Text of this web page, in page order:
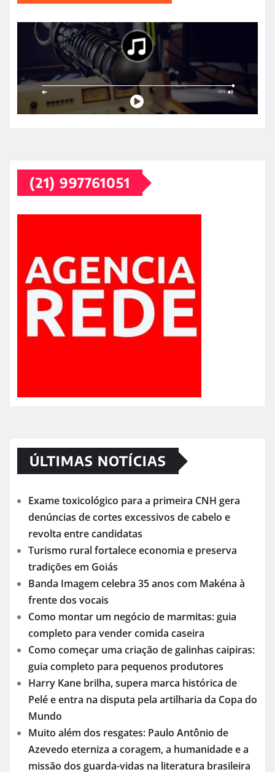
(21) 997761051
ÚLTIMAS NOTÍCIAS
Exame toxicológico para a primeira CNH gera
denúncias de cortes excessivos de cabelo e
revolta entre candidatas
Turismo rural fortalece economia e preserva
tradições em Goiás
Banda Imagem celebra 35 anos com Makéna à
frente dos vocais
Como montar um negócio de marmitas: guia
completo para vender comida caseira
Como começar uma criação de galinhas caipiras:
guia completo para pequenos produtores
Harry Kane brilha, supera marca histórica de
Pelé e entra na disputa pela artilharia da Copa do
Mundo
Muito além dos resgates: Paulo Antônio de
Azevedo eterniza a coragem, a humanidade e a
missão dos guarda-vidas na literatura brasileira